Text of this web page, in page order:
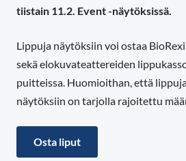
tiistain 11.2. Event -näytöksissä.
Lippuja näytöksiin voi ostaa
sekä elokuvateattereiden
puitteissa. Huomioithan, että
näytöksiin on tarjolla rajoitettu
Osta liput